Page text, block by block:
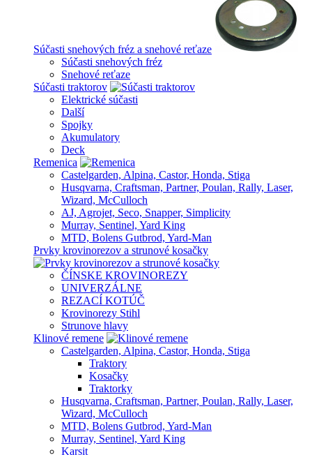
Súčasti snehových fréz a snehové reťaze
Súčasti snehových fréz
Snehové reťaze
Súčasti traktorov
Elektrické súčasti
Další
Spojky
Akumulatory
Deck
Remenica
Castelgarden, Alpina, Castor, Honda, Stiga
Husqvarna, Craftsman, Partner, Poulan, Rally, Laser,
Wizard, McCulloch
AJ, Agrojet, Seco, Snapper, Simplicity
Murray, Sentinel, Yard King
MTD, Bolens Gutbrod, Yard-Man
Prvky krovinorezov a strunové kosačky
ČÍNSKE KROVINOREZY
UNIVERZÁLNE
REZACÍ KOTÚČ
Krovinorezy Stihl
Strunove hlavy
Klinové remene
Castelgarden, Alpina, Castor, Honda, Stiga
Traktory
Kosačky
Traktorky
Husqvarna, Craftsman, Partner, Poulan, Rally, Laser,
Wizard, McCulloch
MTD, Bolens Gutbrod, Yard-Man
Murray, Sentinel, Yard King
Karsit